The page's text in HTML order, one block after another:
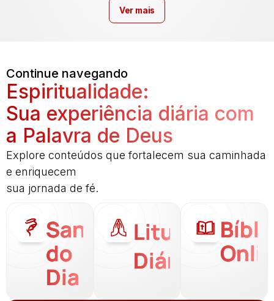
Ver mais
Continue navegando
Espiritualidade:
Sua experiência diária com
a Palavra de Deus
Explore conteúdos que fortalecem sua caminhada
e enriquecem
sua jornada de fé.
Santo
do
Dia
Liturgia
Diária